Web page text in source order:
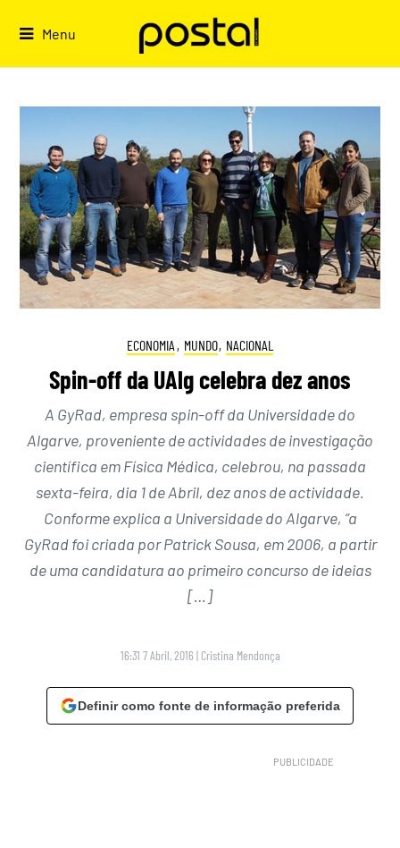
Menu
ECONOMIA , MUNDO, NACIONAL
Spin-off da UAlg celebra dez anos
A GyRad, empresa spin-off da Universidade do
Algarve, proveniente de actividades de investigação
científica em Física Médica, celebrou, na passada
sexta-feira, dia 1 de Abril, dez anos de actividade.
Conforme explica a Universidade do Algarve, “a
GyRad foi criada por Patrick Sousa, em 2006, a partir
de uma candidatura ao primeiro concurso de ideias
[…]
16:31 7 Abril, 2016 | Cristina Mendonça
Definir como fonte de informação preferida